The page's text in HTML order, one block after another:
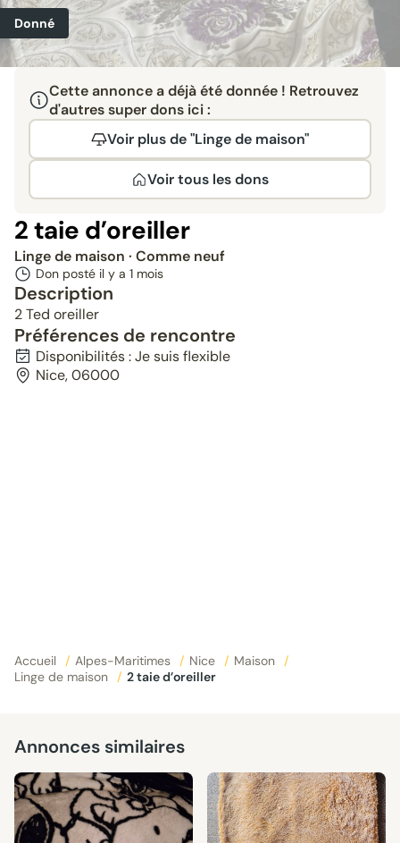
Donné
Cette annonce a déjà été donnée ! Retrouvez
d'autres super dons ici :
Voir plus de "Linge de maison"
Voir tous les dons
2 taie d’oreiller
Linge de maison · Comme neuf
Don posté il y a 1 mois
Description
2 Ted oreiller
Préférences de rencontre
Disponibilités : Je suis flexible
Nice, 06000
Accueil / Alpes-Maritimes / Nice / Maison
/
Linge de maison
/ 2 taie d’oreiller
Annonces similaires